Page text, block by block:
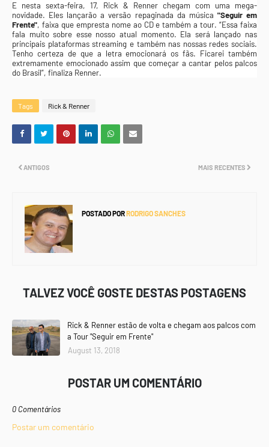
E nesta sexta-feira, 17, Rick & Renner chegam com uma mega-
novidade. Eles lançarão a versão repaginada da música "Seguir em
Frente", faixa que empresta nome ao CD e também a tour. “Essa faixa
fala muito sobre esse nosso atual momento. Ela será lançado nas
principais plataformas streaming e também nas nossas redes sociais.
Tenho certeza de que a letra emocionará os fãs. Ficarei também
extremamente emocionado assim que começar a cantar pelos palcos
do Brasil”, finaliza Renner.
Tags Rick & Renner
MAIS RECENTES
ANTIGOS
POSTADO PORRODRIGO SANCHES
TALVEZ VOCÊ GOSTE DESTAS POSTAGENS
Rick & Renner estão de volta e chegam aos palcos com
a Tour "Seguir em Frente"
August 13, 2018
POSTAR UM COMENTÁRIO
0 Comentários
Postar um comentário